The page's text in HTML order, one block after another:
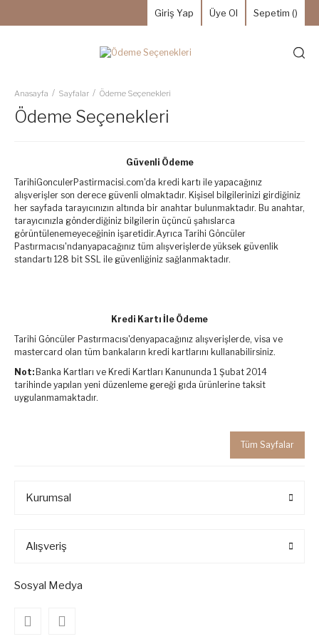
Giriş Yap Üye Ol Sepetim ()
Anasayfa Sayfalar Ödeme Seçenekleri
Ödeme Seçenekleri
Güvenli Ödeme
TarihiGonculerPastirmacisi.com'da kredi kartı ile yapacağınız
alışverişler son derece güvenli olmaktadır. Kişisel bilgilerinizi girdiğiniz
her sayfada tarayıcınızın altında bir anahtar bulunmaktadır. Bu anahtar,
tarayıcınızla gönderdiğiniz bilgilerin üçüncü şahıslarca
görüntülenemeyeceğinin işaretidir.Ayrıca Tarihi Göncüler
Pastırmacısı'ndanyapacağınız tüm alışverişlerde yüksek güvenlik
standartı 128 bit SSL ile güvenliğiniz sağlanmaktadır.
Kredi Kartı İle Ödeme
Tarihi Göncüler Pastırmacısı'denyapacağınız alışverişlerde, visa ve
mastercard olan tüm bankaların kredi kartlarını kullanabilirsiniz.
Not: Banka Kartları ve Kredi Kartları Kanununda 1 Şubat 2014
tarihinde yapılan yeni düzenleme gereği gıda ürünlerine taksit
uygulanmamaktadır.
Tüm Sayfalar
Kurumsal
Alışveriş
Sosyal Medya